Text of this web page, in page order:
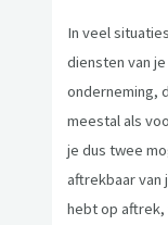
In veel
diensten van
onderneming,
meestal als
je dus twee
aftrekbaar van
hebt op